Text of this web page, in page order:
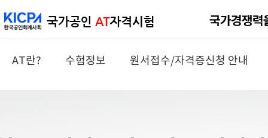
AT란? 수험정보 원서접수/자격증신청 안내